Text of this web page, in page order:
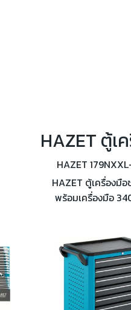
HAZET
HAZET ตู้เครื่องมือ
พร้อมเครื่องมือ